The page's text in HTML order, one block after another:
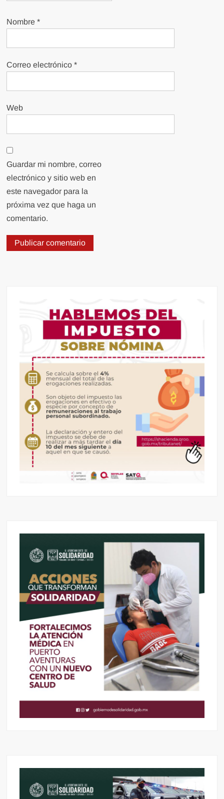
Nombre*
Correo electrónico*
Web
Guardar mi nombre, correo
electrónico y sitio web en
este navegador para la
próxima vez que haga un
comentario.